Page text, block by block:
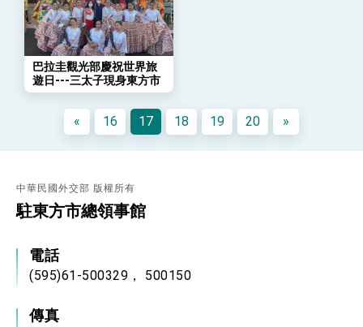
民調顯示多數國人滿意政府外交表現，高度支持
「總合外交」與台歐美日關係深化
總統以「韌性之島，希望之光」為題發表2026新
年談話
總統主持「守護民主台灣國安行動方案」記者
會 強調以實力守護台海和平 以決心掌握國家
變局中 奮起的新臺灣 總統發表國慶演說
賴總統就職演說影片
總統重要談話
我國政府將在美國亞利桑納州設立「駐鳳凰城辦
事處」，進一步深化台美交流合作
巴拉圭觀光部慶祝世界旅
遊日---三太子現身東方市
« 16 17 18 19 20 »
中華民國外交部 版權所有
駐東方市總領事館
電話
(595)61-500329， 500150
傳真